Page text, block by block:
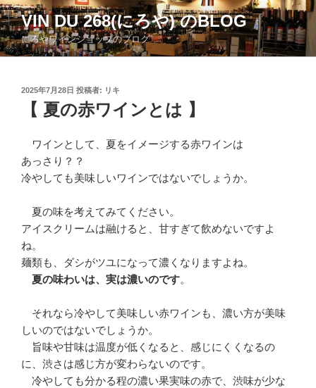
コ
ン
テ
ン
VIN DU 268(にろや) のBLOG
にろやワインショップのブログ
投
2025年7月28日 投稿者: リキ
【 夏の赤ワインとは 】
ワインとして、夏をイメージする赤ワインは
あっさり？？
冷やしても美味しいワインではないでしょうか。
夏の味を考えてみてください。
アイスクリームは融けると、甘すぎて飲めないですよ
ね。
麺類も、ダシがツユになって濃くなりますよね。
夏の味わいは、実は濃いのです。
それなら冷やして美味しい赤ワインも、濃い方が美味
しいのではないでしょうか。
旨味や甘味は温度が低くなると、感じにくくなるの
に、渋さは感じ方が変わらないのです。
冷やしても分かる程の濃い果実味の赤で、渋味が少な